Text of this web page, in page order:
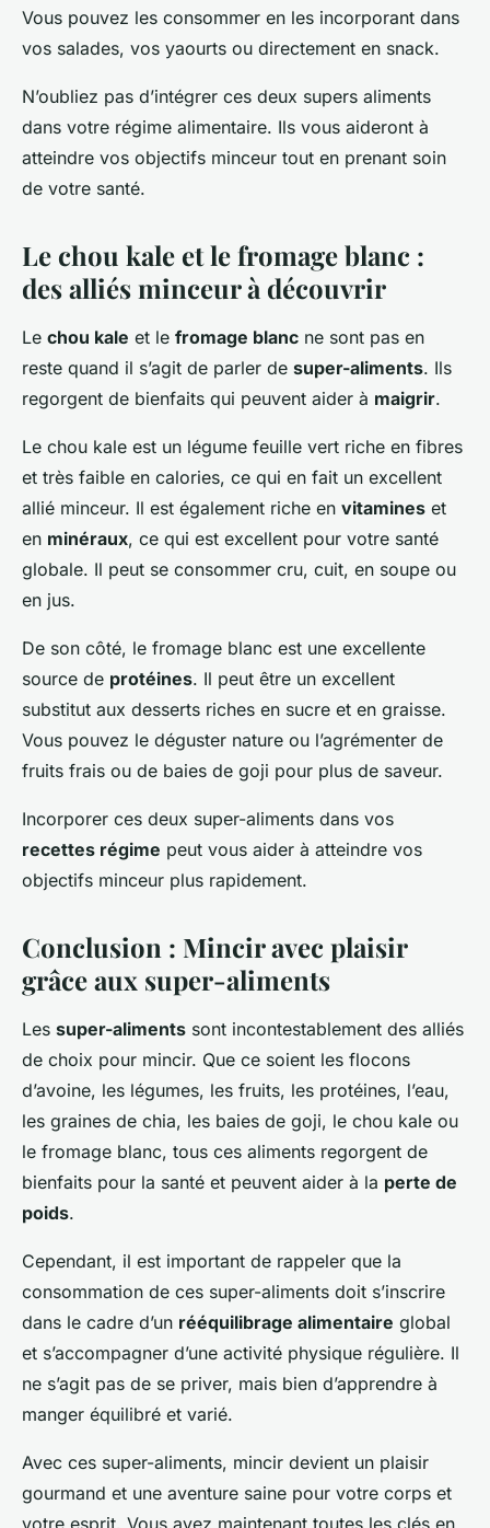
Vous pouvez les consommer en les incorporant dans
vos salades, vos yaourts ou directement en snack.
N’oubliez pas d’intégrer ces deux supers aliments
dans votre régime alimentaire. Ils vous aideront à
atteindre vos objectifs minceur tout en prenant soin
de votre santé.
Le chou kale et le fromage blanc :
des alliés minceur à découvrir
Le chou kale et le fromage blanc ne sont pas en
reste quand il s’agit de parler de super-aliments. Ils
regorgent de bienfaits qui peuvent aider à maigrir.
Le chou kale est un légume feuille vert riche en fibres
et très faible en calories, ce qui en fait un excellent
allié minceur. Il est également riche en vitamines et
en minéraux, ce qui est excellent pour votre santé
globale. Il peut se consommer cru, cuit, en soupe ou
en jus.
De son côté, le fromage blanc est une excellente
source de protéines. Il peut être un excellent
substitut aux desserts riches en sucre et en graisse.
Vous pouvez le déguster nature ou l’agrémenter de
fruits frais ou de baies de goji pour plus de saveur.
Incorporer ces deux super-aliments dans vos
recettes régime peut vous aider à atteindre vos
objectifs minceur plus rapidement.
Conclusion : Mincir avec plaisir
grâce aux super-aliments
Les super-aliments sont incontestablement des alliés
de choix pour mincir. Que ce soient les flocons
d’avoine, les légumes, les fruits, les protéines, l’eau,
les graines de chia, les baies de goji, le chou kale ou
le fromage blanc, tous ces aliments regorgent de
bienfaits pour la santé et peuvent aider à la perte de
poids.
Cependant, il est important de rappeler que la
consommation de ces super-aliments doit s’inscrire
dans le cadre d’un rééquilibrage alimentaire global
et s’accompagner d’une activité physique régulière. Il
ne s’agit pas de se priver, mais bien d’apprendre à
manger équilibré et varié.
Avec ces super-aliments, mincir devient un plaisir
gourmand et une aventure saine pour votre corps et